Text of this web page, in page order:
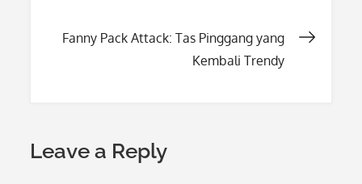
Fanny Pack Attack: Tas Pinggang yang
Kembali Trendy
Leave a Reply